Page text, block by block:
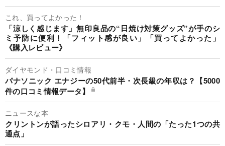
これ、買ってよかった！
「涼しく感じます」無印良品の“日焼け対策グッズ”が手のシ
ミ予防に便利！「フィット感が良い」「買ってよかった」
《購入レビュー》
ダイヤモンド・口コミ情報
パナソニック エナジーの50代前半・次長級の年収は？【5000
件の口コミ情報データ】
ニュースな本
クリントンが語ったシロアリ・クモ・人間の「たった1つの共
通点」